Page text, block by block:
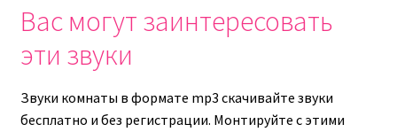
Вас могут заинтересовать
эти звуки
Звуки комнаты в формате mp3 скачивайте звуки
бесплатно и без регистрации. Монтируйте с этими